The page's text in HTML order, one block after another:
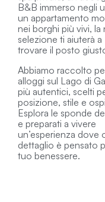
B&B immerso negli
un appartamento
nei borghi più vivi, la
selezione ti aiuterà a
trovare il posto
Abbiamo raccolto
alloggi sul Lago di
più autentici, scelti
posizione, stile e
Esplora le sponde
e preparati a vivere
un’esperienza dove
dettaglio è pensato
tuo benessere.